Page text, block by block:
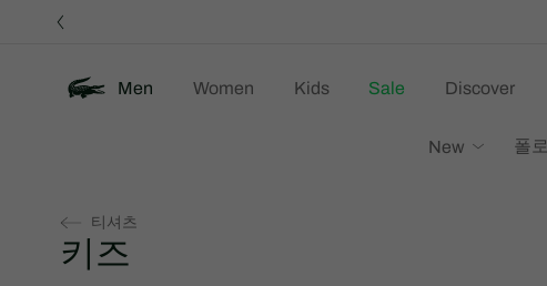
Men
New 폴로
Women Kids Sale Discover
티셔츠
키즈